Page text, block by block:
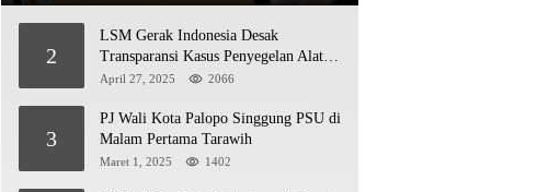
2
LSM Gerak Indonesia Desak
Transparansi Kasus Penyegelan Alat
Berat di Jetty PT Kasmar 2
April 27, 2025 2066
3
PJ Wali Kota Palopo Singgung PSU di
Malam Pertama Tarawih
Maret 1, 2025 1402